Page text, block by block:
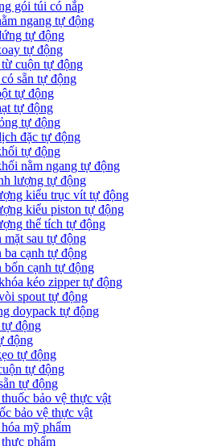
gói túi có nắp
ngang tự động
tự động
tự động
cuộn tự động
sẵn tự động
tự động
tự động
tự động
đặc tự động
tự động
nằm ngang tự động
lượng tự động
kiểu trục vít tự động
kiểu piston tự động
thể tích tự động
sau tự động
cạnh tự động
cạnh tự động
kéo zipper tự động
spout tự động
doypack tự động
động
động
tự động
tự động
tự động
bảo vệ thực vật
bảo vệ thực vật
mỹ phẩm
phẩm